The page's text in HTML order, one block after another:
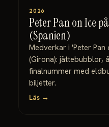
2026
Peter Pan on Ice
(Spanien)
Medverkar i 'Peter Pan
(Girona): jättebubblor,
finalnummer med
biljetter.
Läs →